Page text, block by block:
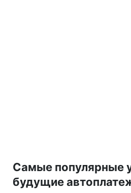
Самые популярные
будущие